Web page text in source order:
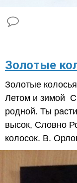
​Золотые
Золотые
Летом и зимой
родной. Ты
высок, Словно
колосок. В.